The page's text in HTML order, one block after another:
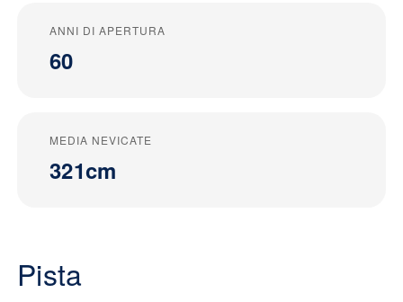
ANNI DI APERTURA
60
MEDIA NEVICATE
321cm
Pista